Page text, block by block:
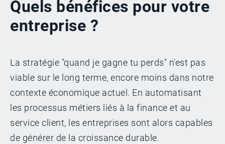
Quels bénéfices pour votre
entreprise ?
La stratégie "quand je gagne tu perds" n'est pas
viable sur le long terme, encore moins dans notre
contexte économique actuel. En automatisant
les processus métiers liés à la finance et au
service client, les entreprises sont alors capables
de générer de la croissance durable.